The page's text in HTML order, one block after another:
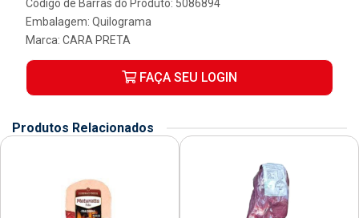
Código de Barras do Produto: 5086894
Embalagem: Quilograma
Marca: CARA PRETA
FAÇA SEU LOGIN
Produtos Relacionados